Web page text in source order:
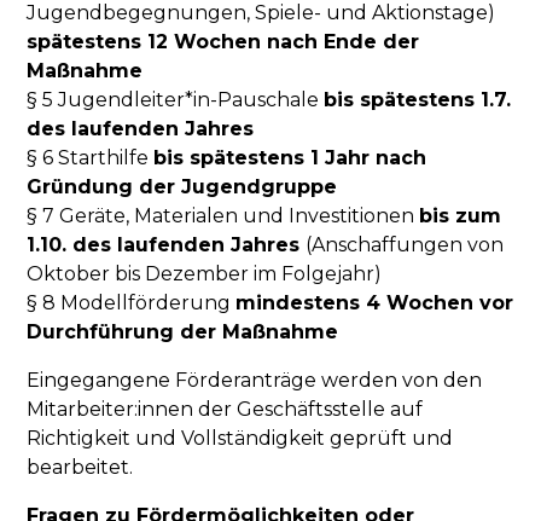
Jugendbegegnungen, Spiele- und Aktionstage)
spätestens 12 Wochen nach Ende der
Maßnahme
§ 5 Jugendleiter*in-Pauschale bis spätestens 1.7.
des laufenden Jahres
§ 6 Starthilfe bis spätestens 1 Jahr nach
Gründung der Jugendgruppe
§ 7 Geräte, Materialen und Investitionen bis zum
1.10. des laufenden Jahres (Anschaffungen von
Oktober bis Dezember im Folgejahr)
§ 8 Modellförderung mindestens 4 Wochen vor
Durchführung der Maßnahme
Eingegangene Förderanträge werden von den
Mitarbeiter:innen der Geschäftsstelle auf
Richtigkeit und Vollständigkeit geprüft und
bearbeitet.
Fragen zu Fördermöglichkeiten oder